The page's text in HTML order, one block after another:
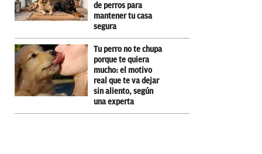
de perros para
mantener tu casa
segura
Tu perro no te chupa
porque te quiera
mucho: el motivo
real que te va dejar
sin aliento, según
una experta